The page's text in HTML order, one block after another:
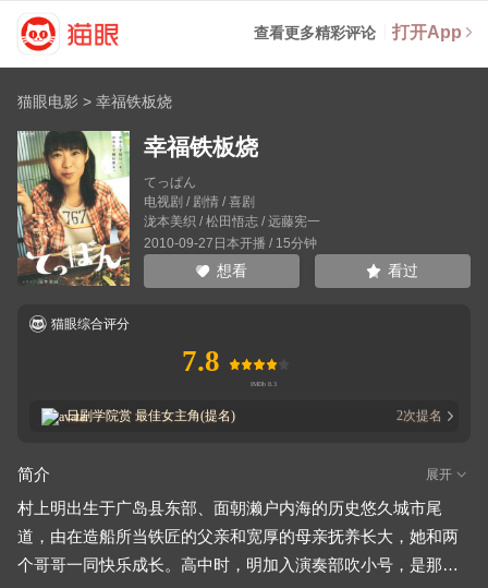
查看更多精彩评论 打开App
猫眼电影 >幸福铁板烧
幸福铁板烧
てっぱん
电视剧 / 剧情 / 喜剧
泷本美织 / 松田悟志/ 远藤宪一
2010-09-27日本开播 / 15分钟
想看 看过
猫眼综合评分
7.8
日剧学院赏 最佳女主角(提名) 2次提名
简介 展开
村上明出生于广岛县东部、面朝濑户内海的历史悠久城市尾
道，由在造船所当铁匠的父亲和宽厚的母亲抚养长大，她和两
个哥哥一同快乐成长。高中时，明加入演奏部吹小号，是那种